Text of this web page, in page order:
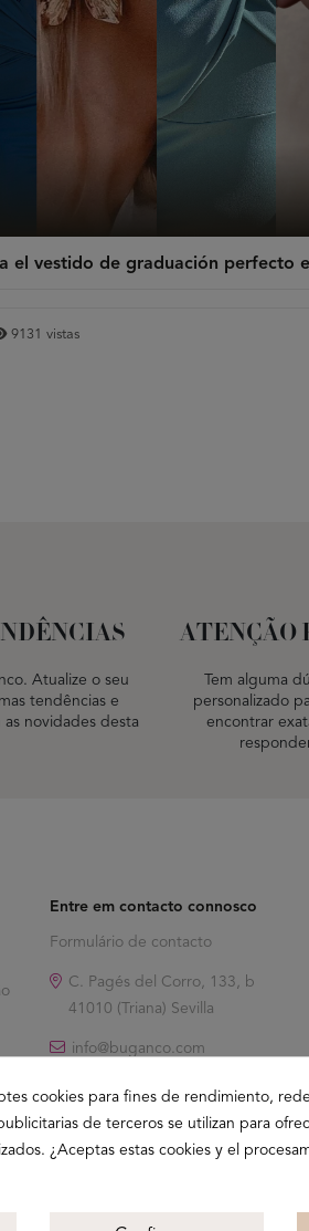
el vestido de graduación perfecto
9131 vistas
Atualize o seu
tendências e
novidades desta
ATENÇÃO
Tem alguma
personalizado
encontrar
Entre em contacto connosco
Formulário de contacto
C. Pagés del Corro, 133, b
41010 (Triana) Sevilla
info@buganco.com
cookies para fines de rendimiento,
de terceros se utilizan para
¿Aceptas estas cookies y el